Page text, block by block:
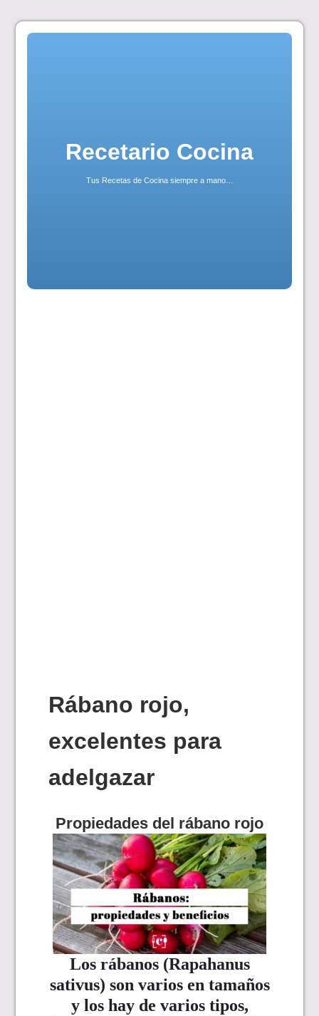
Skip
Recetario Cocina
Tus Recetas de Cocina siempre a mano…
Rábano rojo,
excelentes para
adelgazar
Propiedades del rábano rojo
Los rábanos (Rapahanus
sativus) son varios en tamaños
y los hay de varios tipos,